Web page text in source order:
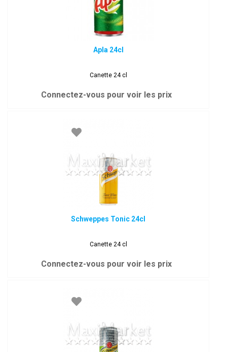
Apla 24cl
Canette 24 cl
Connectez-vous pour voir les prix
Schweppes Tonic 24cl
Canette 24 cl
Connectez-vous pour voir les prix